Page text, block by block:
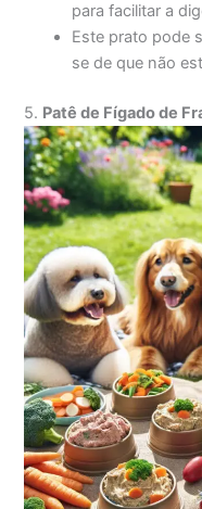
para facilitar a
Este prato pode
se de que não
5. Patê de Fígado de